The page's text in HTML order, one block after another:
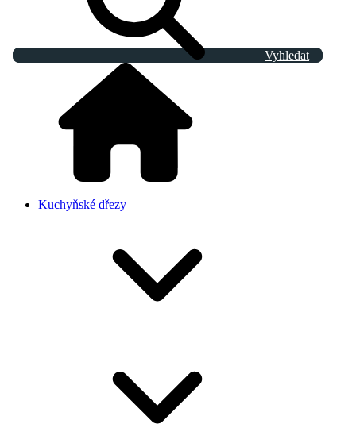
Vyhledat
Kuchyňské dřezy